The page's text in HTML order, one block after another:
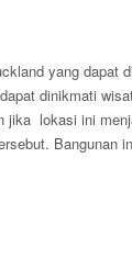
yang dapat
dinikmati
jika lokasi ini
Bangunan